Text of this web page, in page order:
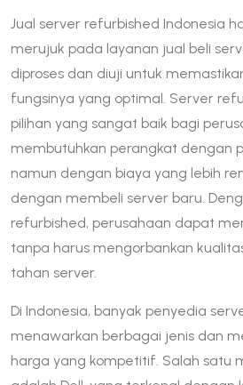
Jual server refurbished Indonesia
merujuk pada layanan jual beli
diproses dan diuji untuk
fungsinya yang optimal. Server
pilihan yang sangat baik bagi
membutuhkan perangkat dengan
namun dengan biaya yang lebih
dengan membeli server baru.
refurbished, perusahaan dapat
tanpa harus mengorbankan
tahan server.
Di Indonesia, banyak penyedia
menawarkan berbagai jenis dan
harga yang kompetitif. Salah satu